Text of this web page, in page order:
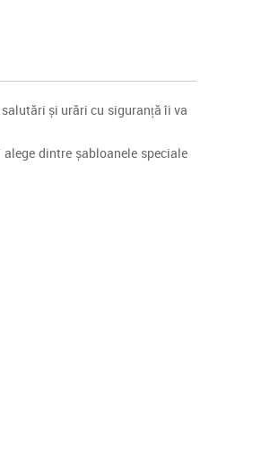
și urări cu siguranță îi va
dintre șabloanele speciale